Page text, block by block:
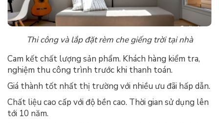
Thi công và lắp đặt rèm che giếng trời tại nhà
Cam kết chất lượng sản phẩm. Khách hàng kiểm tra,
nghiệm thu công trình trước khi thanh toán.
Giá thành tốt nhất thị trường với nhiều ưu đãi hấp dẫn.
Chất liệu cao cấp với độ bền cao. Thời gian sử dụng lên
tới 10 năm.